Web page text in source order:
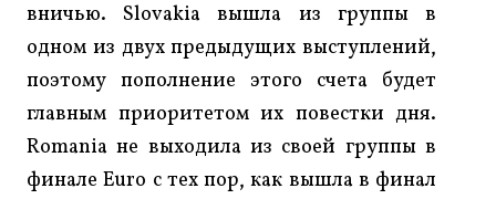
вничью. Slovakia вышла из группы в
одном из двух предыдущих выступлений,
поэтому пополнение этого счета будет
главным приоритетом их повестки дня.
Romania не выходила из своей группы в
финале Euro с тех пор, как вышла в финал